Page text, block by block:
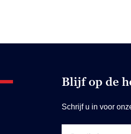
Blijf op de
Schrijf u in voor